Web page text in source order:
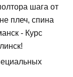
шага от
плеч, спина
- Курс